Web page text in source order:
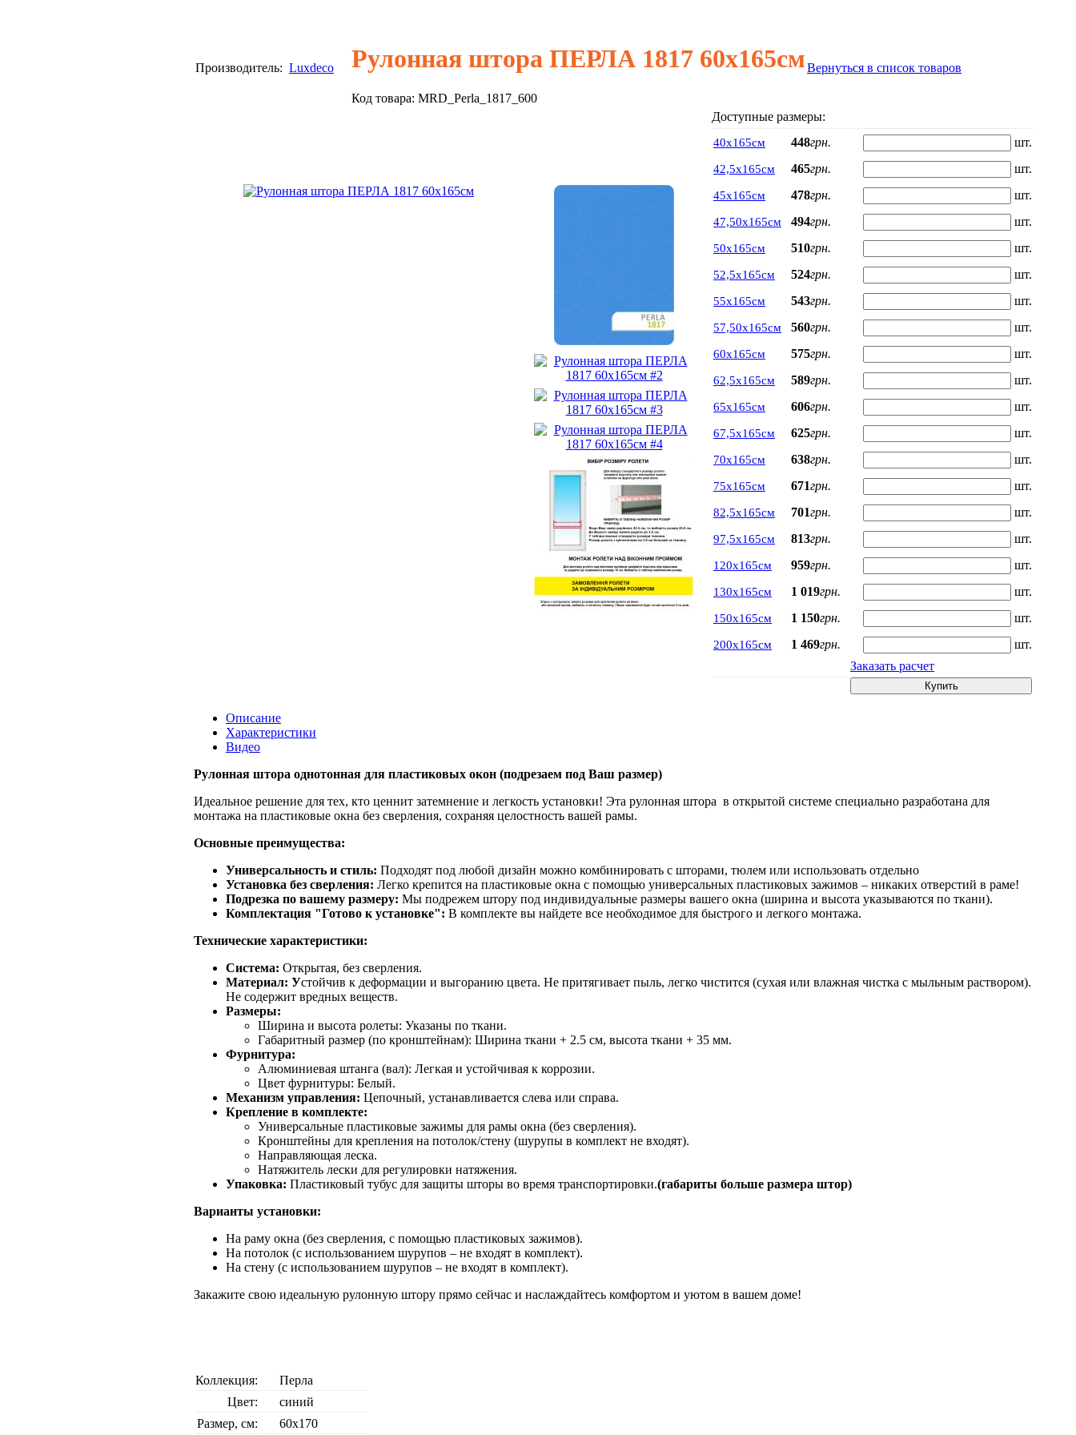
Производитель: Luxdeco Рулонная штора ПЕРЛА 1817 60х165см
Код товара: MRD_Perla_1817_600
Вернуться в список товаров
Доступные размеры:
40х165см 448грн. шт.
42,5х165см 465грн. шт.
45х165см 478грн. шт.
47,50х165см 494грн. шт.
50х165см 510грн. шт.
52,5х165см 524грн. шт.
55х165см 543грн. шт.
57,50х165см 560грн. шт.
60х165см 575грн. шт.
62,5х165см 589грн. шт.
65х165см 606грн. шт.
67,5х165см 625грн. шт.
70х165см 638грн. шт.
75х165см 671грн. шт.
82,5х165см 701грн. шт.
97,5х165см 813грн. шт.
120х165см 959грн. шт.
130х165см 1 019грн. шт.
150х165см 1 150грн. шт.
200х165см 1 469грн.
шт.
Заказать расчет
Купить
Описание
Характеристики
Видео
Рулонная штора однотонная для пластиковых окон (подрезаем под Ваш размер)
Идеальное решение для тех, кто ценнит затемнение и легкость установки! Эта рулонная штора в открытой системе специально разработана для
монтажа на пластиковые окна без сверления, сохраняя целостность вашей рамы.
Основные преимущества:
Универсальность и стиль: Подходят под любой дизайн можно комбинировать с шторами, тюлем или использовать отдельно
Установка без сверления: Легко крепится на пластиковые окна с помощью универсальных пластиковых зажимов – никаких отверстий в раме!
Подрезка по вашему размеру: Мы подрежем штору под индивидуальные размеры вашего окна (ширина и высота указываются по ткани).
Комплектация "Готово к установке": В комплекте вы найдете все необходимое для быстрого и легкого монтажа.
Технические характеристики:
Система: Открытая, без сверления.
Материал: Устойчив к деформации и выгоранию цвета. Не притягивает пыль, легко чистится (сухая или влажная чистка с мыльным раствором).
Не содержит вредных веществ.
Размеры:
Ширина и высота ролеты: Указаны по ткани.
Габаритный размер (по кронштейнам): Ширина ткани + 2.5 см, высота ткани + 35 мм.
Фурнитура:
Алюминиевая штанга (вал): Легкая и устойчивая к коррозии.
Цвет фурнитуры: Белый.
Механизм управления: Цепочный, устанавливается слева или справа.
Крепление в комплекте:
Универсальные пластиковые зажимы для рамы окна (без сверления).
Кронштейны для крепления на потолок/стену (шурупы в комплект не входят).
Направляющая леска.
Натяжитель лески для регулировки натяжения.
Упаковка: Пластиковый тубус для защиты шторы во время транспортировки.(габариты больше размера штор)
Варианты установки:
На раму окна (без сверления, с помощью пластиковых зажимов).
На потолок (с использованием шурупов – не входят в комплект).
На стену (с использованием шурупов – не входят в комплект).
Закажите свою идеальную рулонную штору прямо сейчас и наслаждайтесь комфортом и уютом в вашем доме!
Коллекция:
Перла
Цвет:
cиний
Размер, см:
60х170